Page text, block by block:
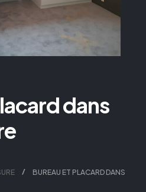
dans
BUREAU ET PLACARD DANS